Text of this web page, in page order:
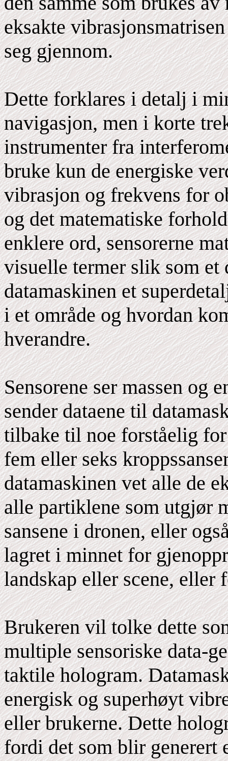
eksakte
seg gjennom.
Dette forklares i detalj i
navigasjon, men i korte
instrumenter fra
bruke kun de energiske
vibrasjon og frekvens for
og det matematiske
enklere ord, sensorerne
visuelle termer slik som
datamaskinen et
i et område og hvordan
hverandre.
Sensorene ser massen og
sender dataene til
tilbake til noe forståelig
fem eller seks
datamaskinen vet alle de
alle partiklene som utgjør
sansene i dronen, eller
lagret i minnet for
landskap eller scene, eller
Brukeren vil tolke dette
multiple sensoriske data-
taktile hologram.
energisk og superhøyt
eller brukerne. Dette
fordi det som blir